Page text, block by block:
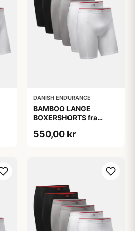
DANISH ENDURANCE
BAMBOO LANGE
BOXERSHORTS fra
Sort/Rød | Grå | Hvid 6-
550,00 kr